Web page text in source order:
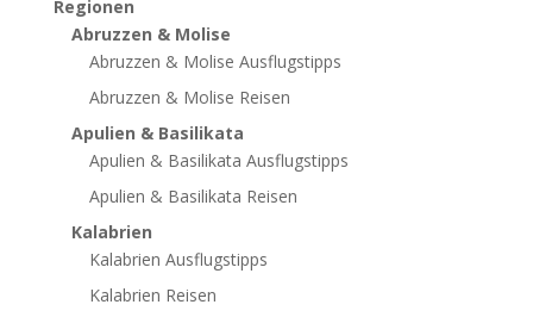
Regionen
Abruzzen & Molise
Abruzzen & Molise Ausflugstipps
Abruzzen & Molise Reisen
Apulien & Basilikata
Apulien & Basilikata Ausflugstipps
Apulien & Basilikata Reisen
Kalabrien
Kalabrien Ausflugstipps
Kalabrien Reisen